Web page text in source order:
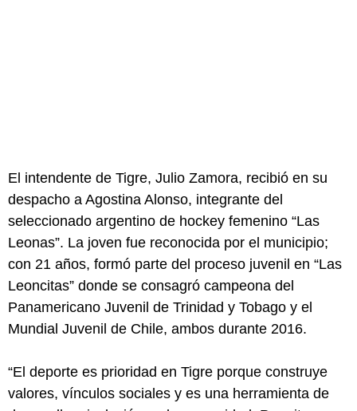
El intendente de Tigre, Julio Zamora, recibió en su
despacho a Agostina Alonso, integrante del
seleccionado argentino de hockey femenino “Las
Leonas”. La joven fue reconocida por el municipio;
con 21 años, formó parte del proceso juvenil en “Las
Leoncitas” donde se consagró campeona del
Panamericano Juvenil de Trinidad y Tobago y el
Mundial Juvenil de Chile, ambos durante 2016.
“El deporte es prioridad en Tigre porque construye
valores, vínculos sociales y es una herramienta de